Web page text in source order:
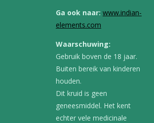
Ga ook naar: www.indian-
elements.com
Waarschuwing:
Gebruik boven de 18 jaar.
Buiten bereik van kinderen
houden.
Dit kruid is geen
geneesmiddel. Het kent
echter vele medicinale